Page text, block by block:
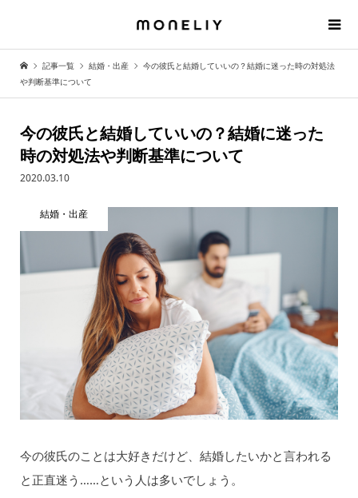
記事一覧 結婚・出産
今の彼氏と結婚していいの？結婚に迷った時の対処法
や判断基準について
今の彼氏と結婚していいの？結婚に迷った
時の対処法や判断基準について
2020.03.10
結婚・出産
今の彼氏のことは大好きだけど、結婚したいかと言われる
と正直迷う……という人は多いでしょう。